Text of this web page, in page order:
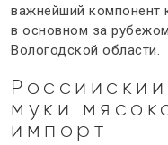
важнейший компонент
в основном за
Вологодской области.
муки
импорт